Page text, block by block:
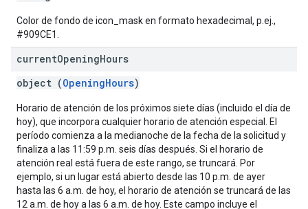
Color de fondo de icon_mask en formato hexadecimal, p.ej.,
#909CE1.
currentOpeningHours
object (OpeningHours)
Horario de atención de los próximos siete días (incluido el día de
hoy), que incorpora cualquier horario de atención especial. El
período comienza a la medianoche de la fecha de la solicitud y
finaliza a las 11:59 p.m. seis días después. Si el horario de
atención real está fuera de este rango, se truncará. Por
ejemplo, si un lugar está abierto desde las 10 p.m. de ayer
hasta las 6 a.m. de hoy, el horario de atención se truncará de las
12 a.m. de hoy a las 6 a.m. de hoy. Este campo incluye el